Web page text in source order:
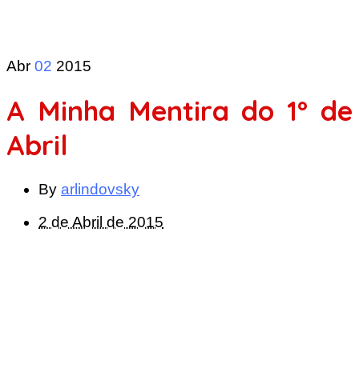
Abr 02 2015
A Minha Mentira do 1º de
Abril
By arlindovsky
2 de Abril de 2015